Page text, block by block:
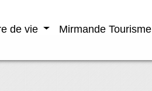
de vie Mirmande Tourisme